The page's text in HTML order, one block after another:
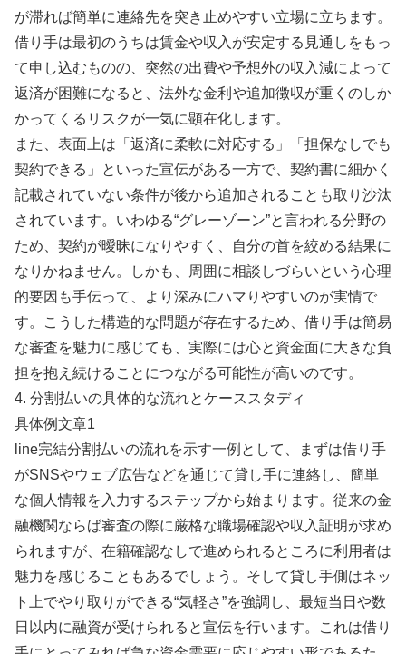
が滞れば簡単に連絡先を突き止めやすい立場に立ちます。
借り手は最初のうちは賃金や収入が安定する見通しをもっ
て申し込むものの、突然の出費や予想外の収入減によって
返済が困難になると、法外な金利や追加徴収が重くのしか
かってくるリスクが一気に顕在化します。
また、表面上は「返済に柔軟に対応する」「担保なしでも
契約できる」といった宣伝がある一方で、契約書に細かく
記載されていない条件が後から追加されることも取り沙汰
されています。いわゆる“グレーゾーン”と言われる分野の
ため、契約が曖昧になりやすく、自分の首を絞める結果に
なりかねません。しかも、周囲に相談しづらいという心理
的要因も手伝って、より深みにハマりやすいのが実情で
す。こうした構造的な問題が存在するため、借り手は簡易
な審査を魅力に感じても、実際には心と資金面に大きな負
担を抱え続けることにつながる可能性が高いのです。
4. 分割払いの具体的な流れとケーススタディ
具体例文章1
line完結分割払いの流れを示す一例として、まずは借り手
がSNSやウェブ広告などを通じて貸し手に連絡し、簡単
な個人情報を入力するステップから始まります。従来の金
融機関ならば審査の際に厳格な職場確認や収入証明が求め
られますが、在籍確認なしで進められるところに利用者は
魅力を感じることもあるでしょう。そして貸し手側はネッ
ト上でやり取りができる“気軽さ”を強調し、最短当日や数
日以内に融資が受けられると宣伝を行います。これは借り